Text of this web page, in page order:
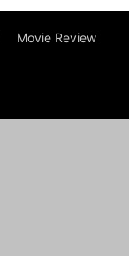
Movie Review